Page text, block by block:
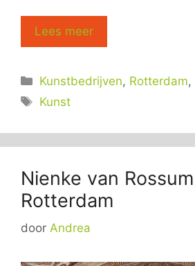
Lees meer
Categorieën
Kunstbedrijven, Rotterdam,
Tags
Kunst
Nienke van Rossum
Rotterdam
door Andrea